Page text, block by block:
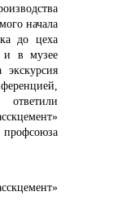
начала
до цеха
и в музее